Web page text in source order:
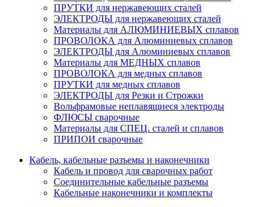
ПРУТКИ для нержавеющих сталей
ЭЛЕКТРОДЫ для нержавеющих сталей
Материалы для АЛЮМИНИЕВЫХ сплавов
ПРОВОЛОКА для Алюминиевых сплавов
ЭЛЕКТРОДЫ для Алюминиевых сплавов
Материалы для МЕДНЫХ сплавов
ПРОВОЛОКА для медных сплавов
ПРУТКИ для медных сплавов
ЭЛЕКТРОДЫ для Резки и Строжки
Вольфрамовые неплавящиеся электроды
ФЛЮСЫ сварочные
Материалы для СПЕЦ. сталей и сплавов
ПРИПОИ сварочные
Кабель, кабельные разъемы и наконечники
Кабель и провод для сварочных работ
Соединительные кабельные разъемы
Кабельные наконечники и комплекты